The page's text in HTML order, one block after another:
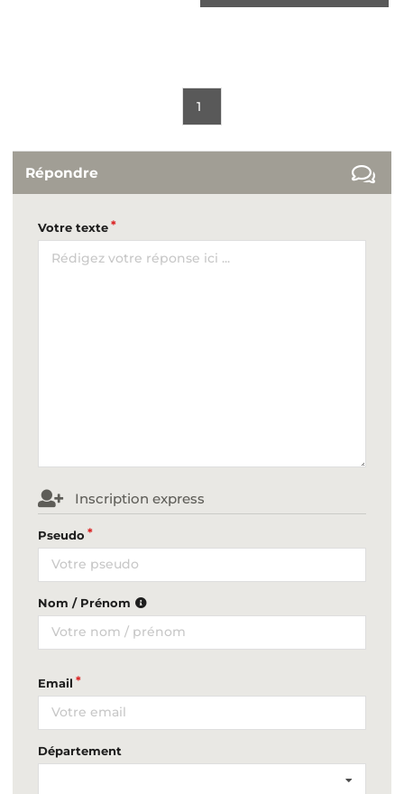
1
Répondre
Votre texte
Inscription express
Pseudo
Nom / Prénom
Email
Département